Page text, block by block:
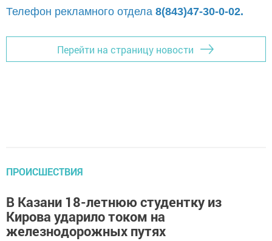
Телефон рекламного отдела 8(843)47-30-0-02.
Перейти на страницу новости
ПРОИСШЕСТВИЯ
В Казани 18-летнюю студентку из
Кирова ударило током на
железнодорожных путях